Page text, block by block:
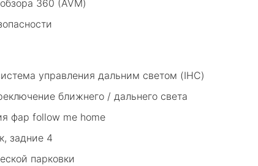
360 (AVM)
управления дальним светом (IHC)
ближнего / дальнего света
фар follow me home
задние 4
парковки